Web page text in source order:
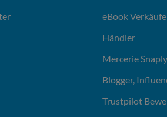
eBook
Händler
Mercerie
Blogger,
Trustpilot